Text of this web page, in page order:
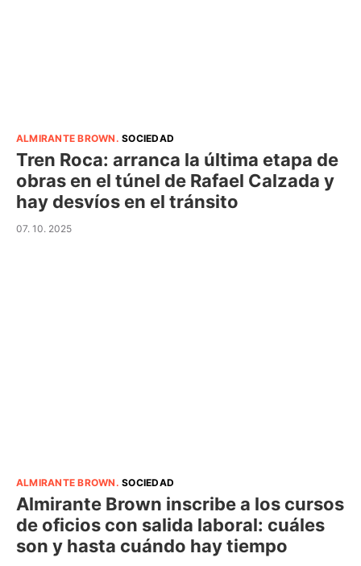
ALMIRANTE BROWN .SOCIEDAD
Tren Roca: arranca la última etapa de
obras en el túnel de Rafael Calzada y
hay desvíos en el tránsito
07. 10. 2025
ALMIRANTE BROWN .SOCIEDAD
Almirante Brown inscribe a los cursos
de oficios con salida laboral: cuáles
son y hasta cuándo hay tiempo